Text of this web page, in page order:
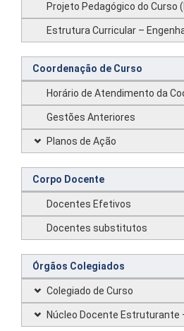
Projeto Pedagógico do Curso
Estrutura Curricular –
Coordenação de Curso
Horário de Atendimento da
Gestões Anteriores
Planos de Ação
Corpo Docente
Docentes Efetivos
Docentes substitutos
Órgãos Colegiados
Colegiado de Curso
Núcleo Docente Estruturante